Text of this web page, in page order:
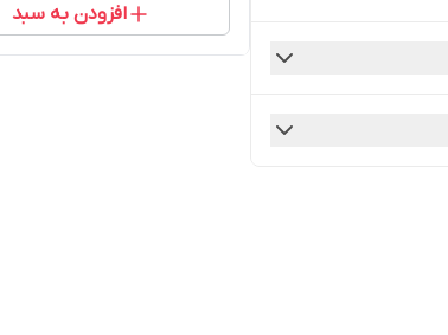
افزودن به سبد